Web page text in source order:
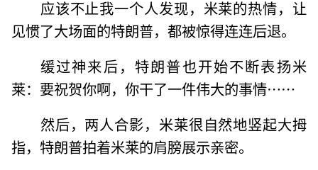
应该不止我一个人发现，米莱的热情，让
见惯了大场面的特朗普，都被惊得连连后退。
缓过神来后，特朗普也开始不断表扬米
莱：要祝贺你啊，你干了一件伟大的事情……
然后，两人合影，米莱很自然地竖起大拇
指，特朗普拍着米莱的肩膀展示亲密。